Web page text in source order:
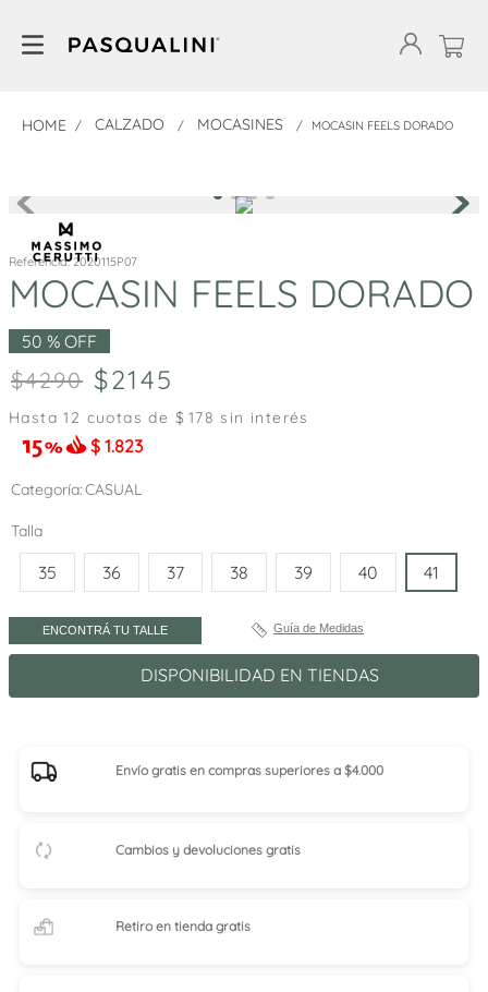
CALZADO MOCASINES MOCASIN FEELS DORADO
Referencia:2020115P07
MOCASIN FEELS DORADO
50 % OFF
4290 2145
Hasta12 cuotas de $ 178 sin interés
$ 1.823
Categoría CASUAL
Talla
35 36 37 38 39 40 41
ENCONTRÁ TU TALLE Guía de Medidas
DISPONIBILIDAD EN TIENDAS
Envío gratis en compras superiores a $4.000
Cambios y devoluciones gratis
Retiro en tiendagratis